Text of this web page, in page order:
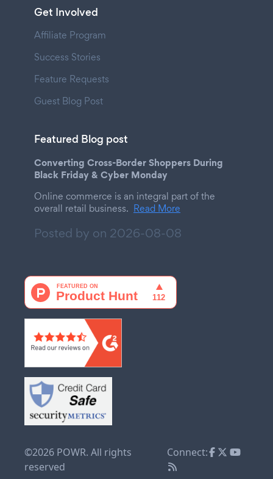
Get Involved
Affiliate Program
Success Stories
Feature Requests
Guest Blog Post
Featured Blog post
Converting Cross-Border Shoppers During
Black Friday & Cyber Monday
Online commerce is an integral part of the
overall retail business. Read More
Posted by on 2026-08-08
©2026 POWR. All rights
reserved
Connect: